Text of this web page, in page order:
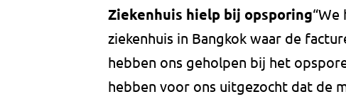
Ziekenhuis hielp bij opsporing
ziekenhuis in Bangkok waar de
hebben ons geholpen bij het
hebben voor ons uitgezocht dat de